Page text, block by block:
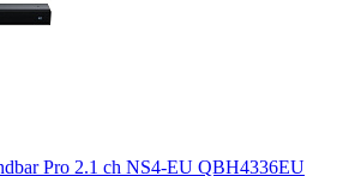
Pro 2.1 ch NS4-EU QBH4336EU